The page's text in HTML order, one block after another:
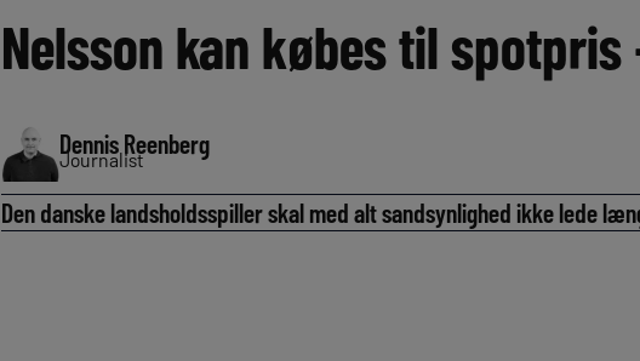
Nelsson kan købes til
Dennis Reenberg
Journalist
Den danske landsholdsspiller skal med alt sandsynlighed ikke lede